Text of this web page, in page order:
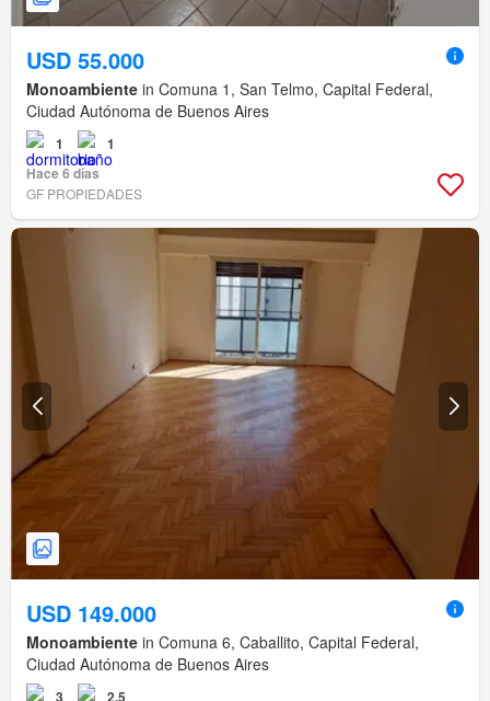
USD 55.000
Monoambiente in Comuna 1, San Telmo, Capital Federal,
Ciudad Autónoma de Buenos Aires
1
1
Hace 6 días
GF PROPIEDADES
USD 149.000
Monoambiente in Comuna 6, Caballito, Capital Federal,
Ciudad Autónoma de Buenos Aires
3
2,5